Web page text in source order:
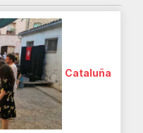
Cataluña